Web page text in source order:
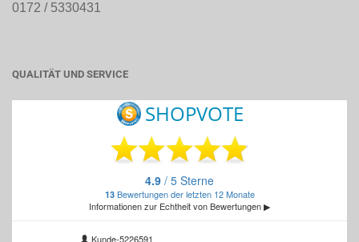
0172 / 5330431
QUALITÄT UND SERVICE